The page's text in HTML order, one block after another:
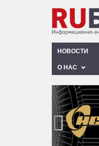
НОВОСТИ
О НАС
‹